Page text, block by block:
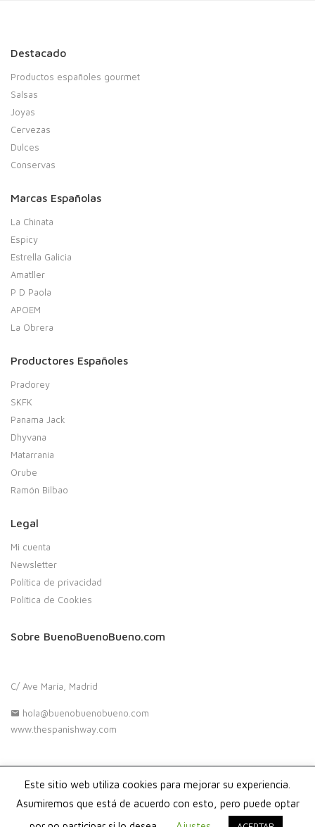
Destacado
Productos españoles gourmet
Salsas
Joyas
Cervezas
Dulces
Conservas
Marcas Españolas
La Chinata
Espicy
Estrella Galicia
Amatller
P D Paola
APOEM
La Obrera
Productores Españoles
Pradorey
SKFK
Panama Jack
Dhyvana
Matarrania
Orube
Ramón Bilbao
Legal
Mi cuenta
Newsletter
Política de privacidad
Política de Cookies
Sobre BuenoBuenoBueno.com
C/ Ave María, Madrid
hola@buenobuenobueno.com
www.thespanishway.com
Copyright 2020. Buenobuenobueno.com - Todos los derechos
reservados
Este sitio web utiliza cookies para mejorar su experiencia.
Asumiremos que está de acuerdo con esto, pero puede optar